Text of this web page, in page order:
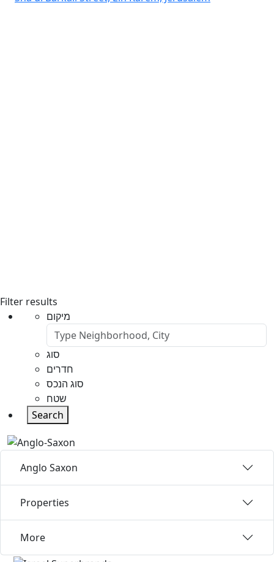
Filter results
מיקום
סוג
חדרים
סוג הנכס
שטח
Search
Anglo Saxon
Properties
More